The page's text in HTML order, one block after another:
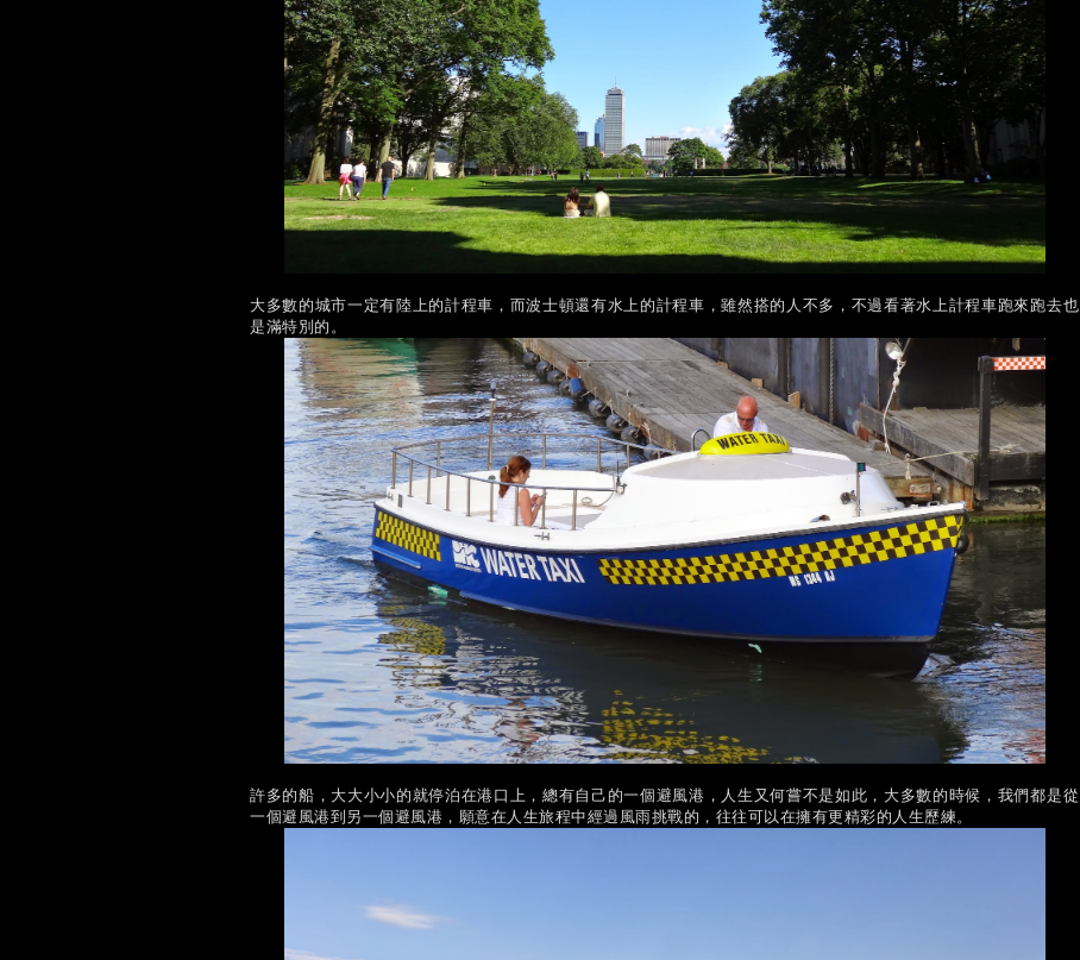
大多數的城市一定有陸上的計程車，而波士頓還有水上的計程車，雖然搭的人不多，不過看著水上計程車跑來跑去也
是滿特別的。
許多的船，大大小小的就停泊在港口上，總有自己的一個避風港，人生又何嘗不是如此，大多數的時候，我們都是從
一個避風港到另一個避風港，願意在人生旅程中經過風雨挑戰的，往往可以在擁有更精彩的人生歷練。